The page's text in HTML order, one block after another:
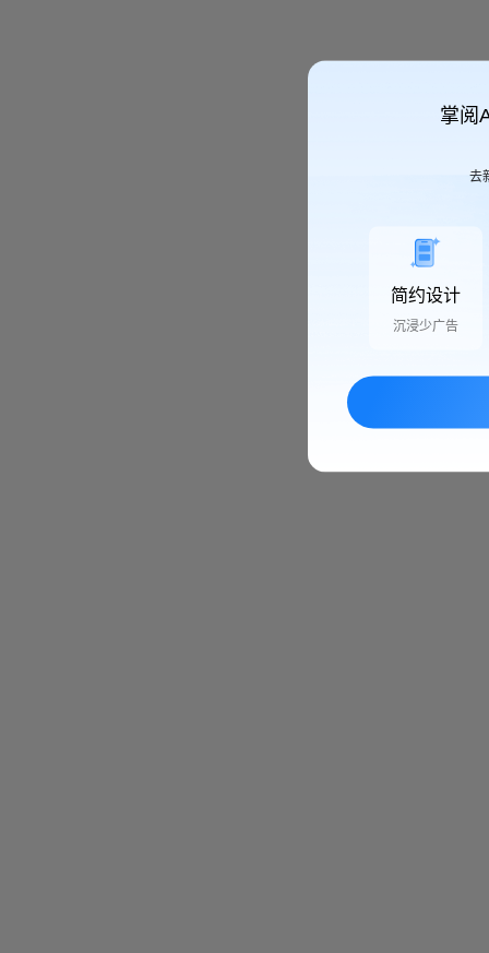
掌阅
去
简约设计
沉浸少广告